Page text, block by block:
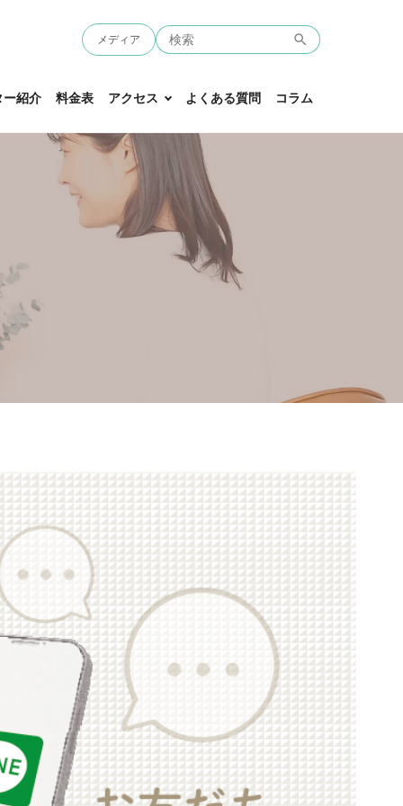
メディア
ー紹介 料金表 アクセス よくある質問 コラム